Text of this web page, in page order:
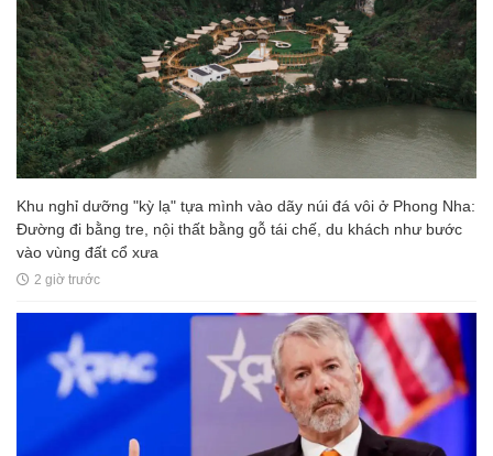
Khu nghỉ dưỡng "kỳ lạ" tựa mình vào dãy núi đá vôi ở Phong Nha:
Đường đi bằng tre, nội thất bằng gỗ tái chế, du khách như bước
vào vùng đất cổ xưa
2 giờ trước